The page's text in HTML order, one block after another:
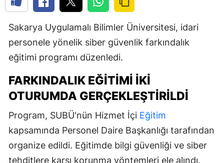
Sakarya Uygulamalı Bilimler Üniversitesi, idari
personele yönelik siber güvenlik farkındalık
eğitimi programı düzenledi.
FARKINDALIK EĞITIMI İKI
OTURUMDA GERÇEKLEŞTIRILDI
Program, SUBÜ'nün Hizmet İçi Eğitim
kapsamında Personel Daire Başkanlığı tarafından
organize edildi. Eğitimde bilgi güvenliği ve siber
tehditlere karşı korunma yöntemleri ele alındı.